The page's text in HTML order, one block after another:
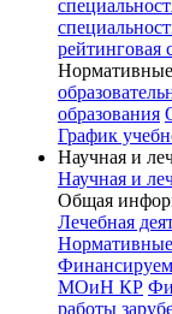
рейтинговая
образования
График
Научная и
Научная и
Общая
Лечебная
МОиН КР
работы